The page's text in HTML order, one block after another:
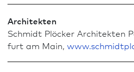
Architekten
Schmidt Plöcker Architekten
furt am Main,